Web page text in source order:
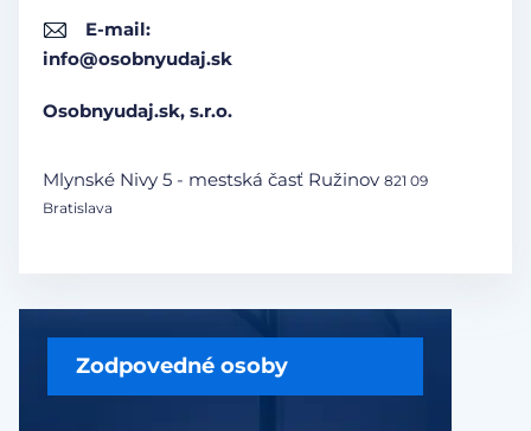
Zodpovedné osoby
E-mail:
info@osobnyudaj.sk
Osobnyudaj.sk, s.r.o.
Mlynské Nivy 5 - mestská časť Ružinov 821 09
Bratislava